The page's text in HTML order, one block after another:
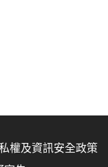
權及資訊安全政策